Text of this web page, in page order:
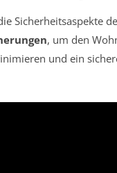
Sicherheitsaspekte
, um den
und ein